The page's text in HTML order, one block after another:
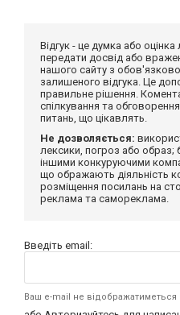
Відгук - це думка або
передати досвід або
нашого сайту з
залишеного відгука. Це
правильне рішення.
спілкування та
питань, що цікавлять.
Не дозволяється:
лексики, погроз або образ;
іншими конкуруючими
що ображають діяльність
розміщення посилань на
реклама та самореклама.
Введіть email:
Ваш e-mail не відображатиметься